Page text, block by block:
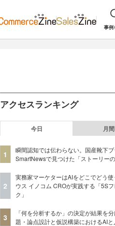
事例
アクセスランキング
今日 月間
1
瞬間認知では伝わらない。国産靴下
SmartNewsで見つけた「ストーリーの
2
実務家マーケターはAIをどこでどう
ウス イノコム CROが実践する「5S
ク」
3
「何を分析するか」の決定が結果を
題・論点設計と仮説構築におけるAI